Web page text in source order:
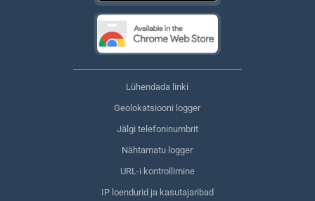
Lühendada linki
Geolokatsiooni logger
Jälgi telefoninumbrit
Nähtamatu logger
URL-i kontrollimine
IP loendurid ja kasutajaribad